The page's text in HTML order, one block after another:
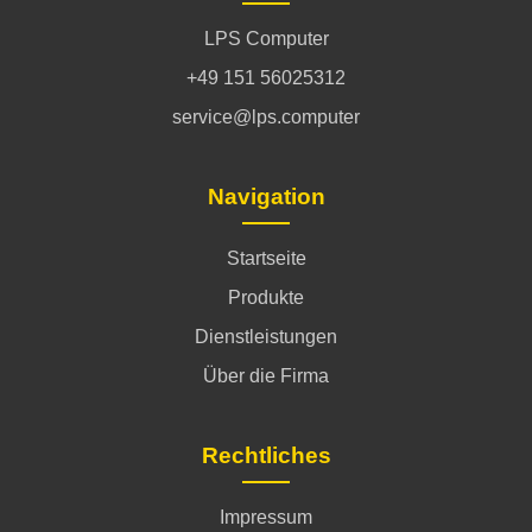
LPS Computer
+49 151 56025312
service@lps.computer
Navigation
Startseite
Produkte
Dienstleistungen
Über die Firma
Rechtliches
Impressum